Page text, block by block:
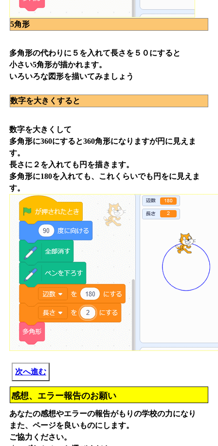
5角形
多角形の代わりに５を入れて長さを５０にすると
小さい5角形が描かれます。
いろいろな図形を描いてみましょう
数字を大きくすると
数字を大きくして
多角形に360にすると360角形になりますが円に見えま
す。
長さに２を入れても円を描きます。
多角形に180を入れても、これくらいでも円をに見えま
す。
次へ進む
感想、エラー報告のお願い
あなたの感想やエラーの報告がもりの学校の力になり
また、ページを良いものにします。
ご協力ください。